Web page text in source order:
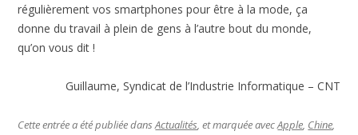
régulièrement vos smartphones pour être à la mode, ça
donne du travail à plein de gens à l’autre bout du monde,
qu’on vous dit !
Guillaume, Syndicat de l’Industrie Informatique – CNT
Cette entrée a été publiée dansActualités, et marquée avecApple, Chine,